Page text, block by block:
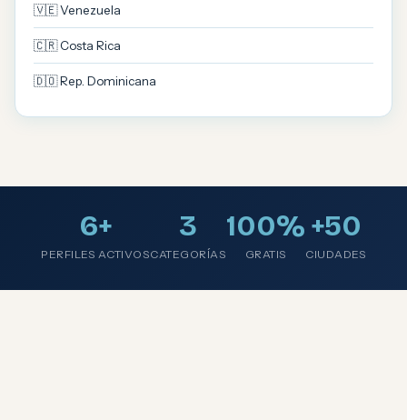
🇻🇪 Venezuela
🇨🇷 Costa Rica
🇩🇴 Rep. Dominicana
6+
PERFILES ACTIVOS
3
CATEGORÍAS
100%
GRATIS
+50
CIUDADES